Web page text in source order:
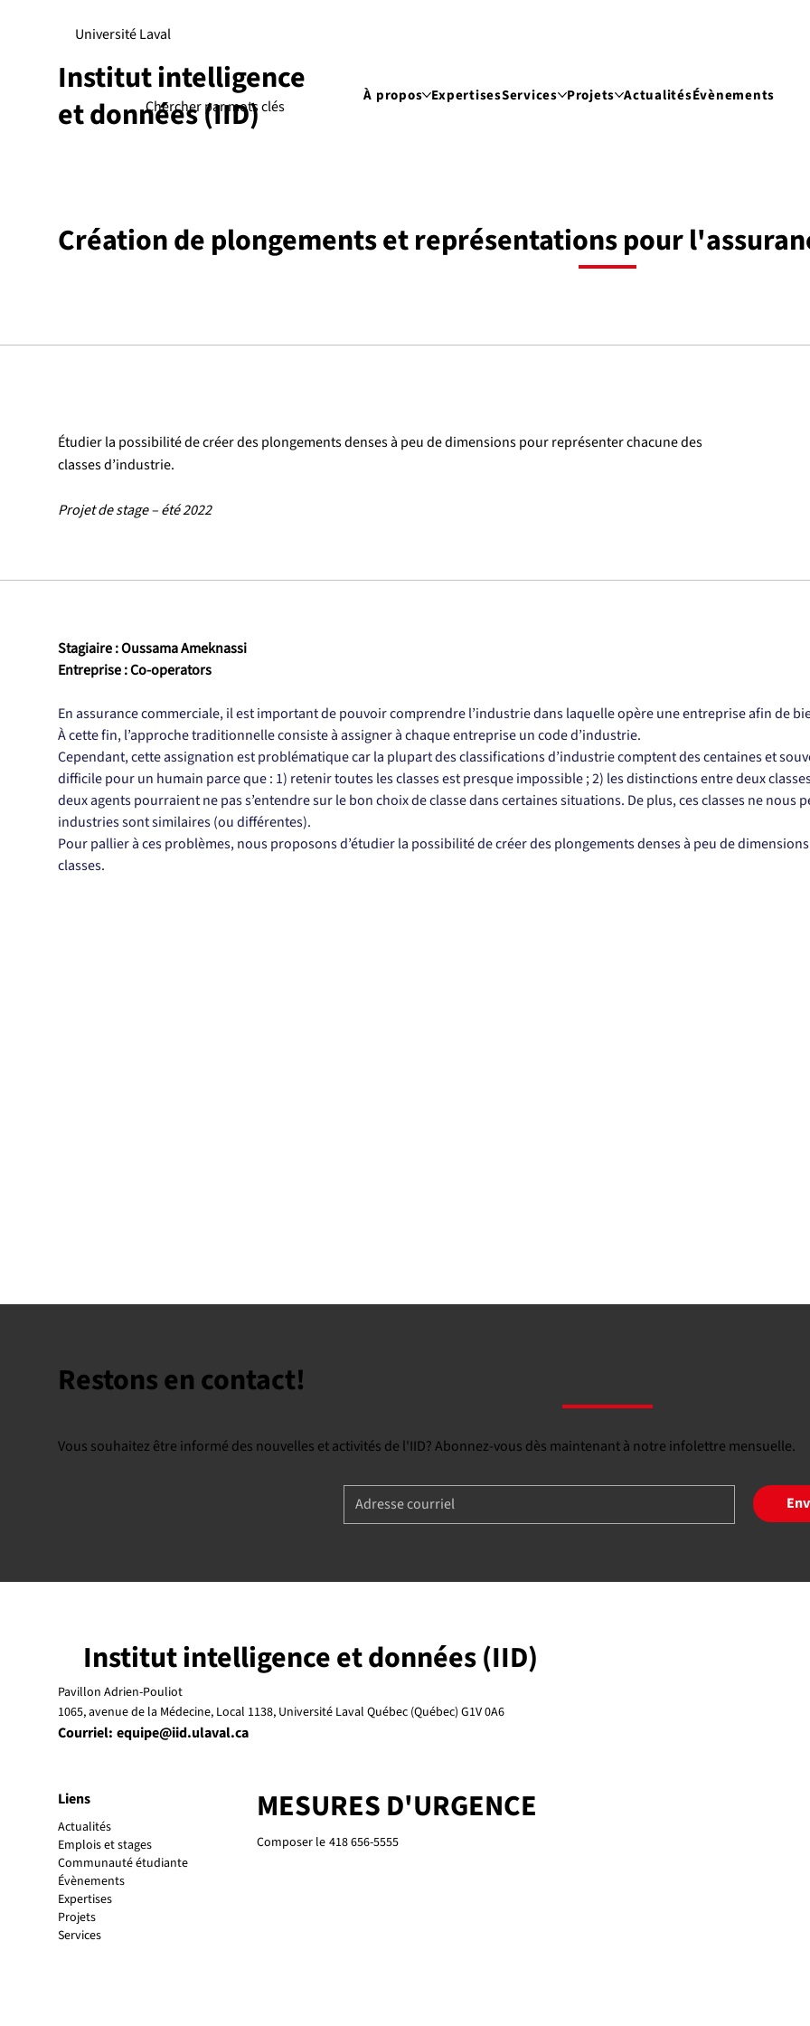
Institut intelligence
et données (IID)
À propos ExpertisesServices Projets ActualitésÉvènements
Université Laval
Création de plongements et représentations pour
Étudier la possibilité de créer des plongements denses à peu de dimensions pour représenter chacune des
classes d’industrie.
Projet de stage – été 2022
Stagiaire : Oussama Ameknassi
Entreprise : Co-operators
En assurance commerciale, il est important de pouvoir comprendre l’industrie dans laquelle opère une entreprise afin de
À cette fin, l’approche traditionnelle consiste à assigner à chaque entreprise un code d’industrie.
Cependant, cette assignation est problématique car la plupart des classifications d’industrie comptent des centaines et
difficile pour un humain parce que : 1) retenir toutes les classes est presque impossible ; 2) les distinctions entre deux
deux agents pourraient ne pas s’entendre sur le bon choix de classe dans certaines situations. De plus, ces classes ne
industries sont similaires (ou différentes).
Pour pallier à ces problèmes, nous proposons d’étudier la possibilité de créer des plongements denses à peu de
classes.
Restons en contact!
Vous souhaitez être informé des nouvelles et activités de l'IID? Abonnez-vous dès maintenant à notre infolettre mensuelle.
Liens
Actualités
Emplois et stages
Communauté étudiante
Évènements
Expertises
Projets
Services
MESURES D'URGENCE
Composer le 418 656-5555
Institut intelligence et données (IID)
Pavillon Adrien-Pouliot
1065, avenue de la Médecine, Local 1138, Université Laval Québec (Québec) G1V 0A6
Courriel: equipe@iid.ulaval.ca